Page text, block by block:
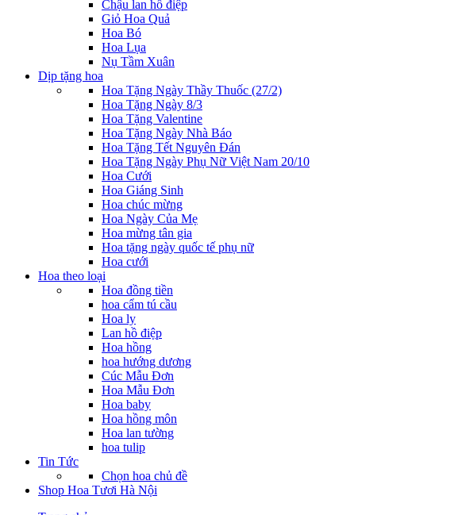
Chậu lan hồ điệp
Giỏ Hoa Quả
Hoa Bó
Hoa Lụa
Nụ Tầm Xuân
Dịp tặng hoa
Hoa Tặng Ngày Thầy Thuốc (27/2)
Hoa Tặng Ngày 8/3
Hoa Tặng Valentine
Hoa Tặng Ngày Nhà Báo
Hoa Tặng Tết Nguyên Đán
Hoa Tặng Ngày Phụ Nữ Việt Nam 20/10
Hoa Cưới
Hoa Giáng Sinh
Hoa chúc mừng
Hoa Ngày Của Mẹ
Hoa mừng tân gia
Hoa tặng ngày quốc tế phụ nữ
Hoa cưới
Hoa theo loại
Hoa đồng tiền
hoa cẩm tú cầu
Hoa ly
Lan hồ điệp
Hoa hồng
hoa hướng dương
Cúc Mẫu Đơn
Hoa Mẫu Đơn
Hoa baby
Hoa hồng môn
Hoa lan tường
hoa tulip
Tin Tức
Chọn hoa chủ đề
Shop Hoa Tươi Hà Nội